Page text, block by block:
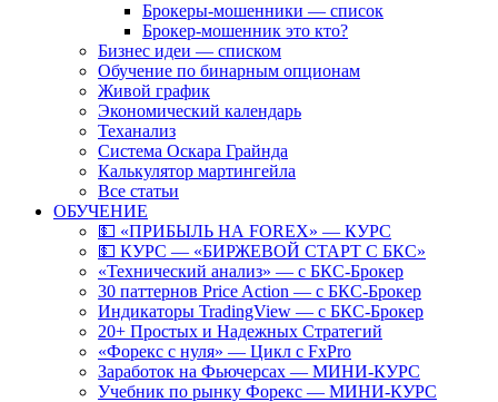
Брокеры-мошенники — список
Брокер-мошенник это кто?
Бизнес идеи — списком
Обучение по бинарным опционам
Живой график
Экономический календарь
Теханализ
Система Оскара Грайнда
Калькулятор мартингейла
Все статьи
ОБУЧЕНИЕ
💵 «ПРИБЫЛЬ НА FOREX» — КУРС
💵 КУРС — «БИРЖЕВОЙ СТАРТ С БКС»
«Технический анализ» — с БКС-Брокер
30 паттернов Price Action — с БКС-Брокер
Индикаторы TradingView — с БКС-Брокер
20+ Простых и Надежных Стратегий
«Форекс с нуля» — Цикл с FxPro
Заработок на Фьючерсах — МИНИ-КУРС
Учебник по рынку Форекс — МИНИ-КУРС